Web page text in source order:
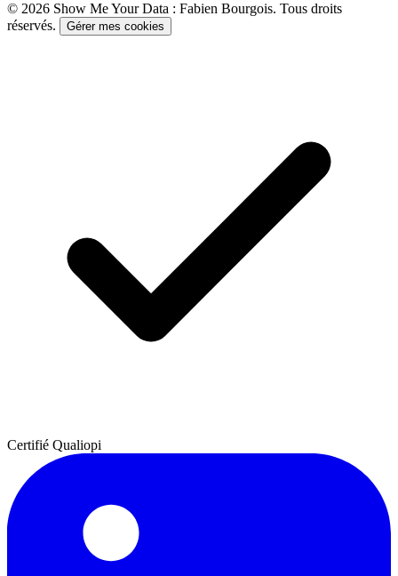
© 2026 Show Me Your Data : Fabien Bourgois. Tous droits
réservés.
Gérer mes cookies
Certifié Qualiopi